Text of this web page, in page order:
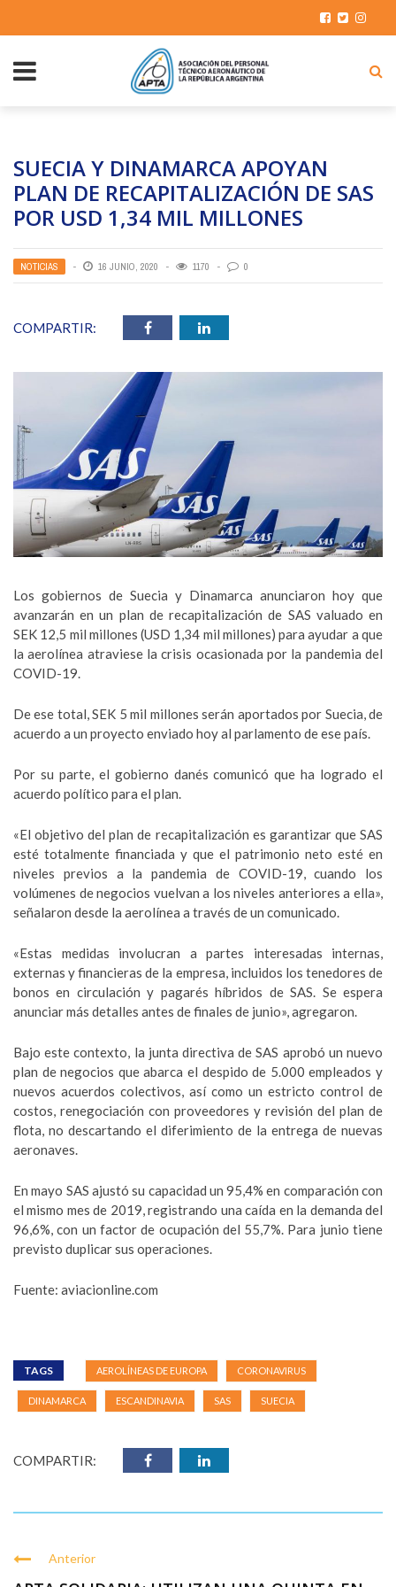
SUECIA Y DINAMARCA APOYAN
PLAN DE RECAPITALIZACIÓN DE SAS
POR USD 1,34 MIL MILLONES
NOTICIAS 16 JUNIO, 2020 1170 0
COMPARTIR:
Los gobiernos de Suecia y Dinamarca anunciaron hoy que
avanzarán en un plan de recapitalización de SAS valuado en
SEK 12,5 mil millones (USD 1,34 mil millones) para ayudar a que
la aerolínea atraviese la crisis ocasionada por la pandemia del
COVID-19.
De ese total, SEK 5 mil millones serán aportados por Suecia, de
acuerdo a un proyecto enviado hoy al parlamento de ese país.
Por su parte, el gobierno danés comunicó que ha logrado el
acuerdo político para el plan.
«El objetivo del plan de recapitalización es garantizar que SAS
esté totalmente financiada y que el patrimonio neto esté en
niveles previos a la pandemia de COVID-19, cuando los
volúmenes de negocios vuelvan a los niveles anteriores a ella»,
señalaron desde la aerolínea a través de un comunicado.
«Estas medidas involucran a partes interesadas internas,
externas y financieras de la empresa, incluidos los tenedores de
bonos en circulación y pagarés híbridos de SAS. Se espera
anunciar más detalles antes de finales de junio», agregaron.
Bajo este contexto, la junta directiva de SAS aprobó un nuevo
plan de negocios que abarca el despido de 5.000 empleados y
nuevos acuerdos colectivos, así como un estricto control de
costos, renegociación con proveedores y revisión del plan de
flota, no descartando el diferimiento de la entrega de nuevas
aeronaves.
En mayo SAS ajustó su capacidad un 95,4% en comparación con
el mismo mes de 2019, registrando una caída en la demanda del
96,6%, con un factor de ocupación del 55,7%. Para junio tiene
previsto duplicar sus operaciones.
Fuente: aviacionline.com
TAGS AEROLÍNEAS DE EUROPA CORONAVIRUS
DINAMARCA ESCANDINAVIA SAS SUECIA
COMPARTIR:
Anterior